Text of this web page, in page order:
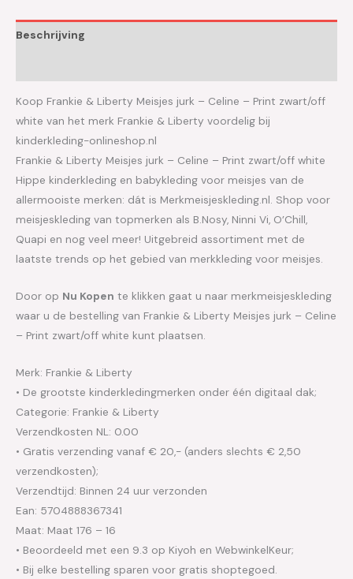
Beschrijving
Koop Frankie & Liberty Meisjes jurk – Celine – Print zwart/off
white van het merk Frankie & Liberty voordelig bij
kinderkleding-onlineshop.nl
Frankie & Liberty Meisjes jurk – Celine – Print zwart/off white
Hippe kinderkleding en babykleding voor meisjes van de
allermooiste merken: dát is Merkmeisjeskleding.nl. Shop voor
meisjeskleding van topmerken als B.Nosy, Ninni Vi, O’Chill,
Quapi en nog veel meer! Uitgebreid assortiment met de
laatste trends op het gebied van merkkleding voor meisjes.
Door op Nu Kopen te klikken gaat u naar merkmeisjeskleding
waar u de bestelling van Frankie & Liberty Meisjes jurk – Celine
– Print zwart/off white kunt plaatsen.
Merk: Frankie & Liberty
• De grootste kinderkledingmerken onder één digitaal dak;
Categorie: Frankie & Liberty
Verzendkosten NL: 0.00
• Gratis verzending vanaf € 20,- (anders slechts € 2,50
verzendkosten);
Verzendtijd: Binnen 24 uur verzonden
Ean: 5704888367341
Maat: Maat 176 – 16
• Beoordeeld met een 9.3 op Kiyoh en WebwinkelKeur;
• Bij elke bestelling sparen voor gratis shoptegoed.